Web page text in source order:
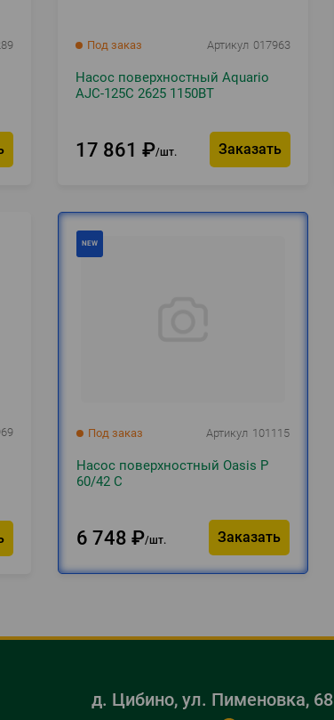
Под заказ Артикул 017963
Насос поверхностный Aquario
AJC-125C 2625 1150ВТ
17 861 ₽ шт. Заказать
Под заказ Артикул 101115
Насос поверхностный Oasis P
60/42 C
6 748 ₽ шт. Заказать
д. Цибино, ул. Пименовка, 68